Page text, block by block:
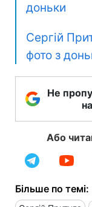
доньки
Сергій
фото з
Не
Або
Більше по темі: